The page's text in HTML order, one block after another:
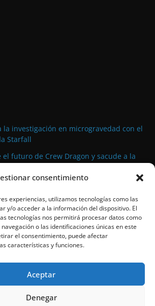
consentimiento
experiencias, utilizamos tecnologías como las
y/o acceder a la información del dispositivo. El
tecnologías nos permitirá procesar datos como
o las identificaciones únicas en este
el consentimiento, puede afectar
características y funciones.
Aceptar
Denegar
la investigación en microgravedad con el
Starfall
el futuro de Crew Dragon y sacude a la
impulsa el auge de la propulsión
Velox 5N: tecnología de vanguardia para
para el espacio
récord con el 90º lanzamiento de